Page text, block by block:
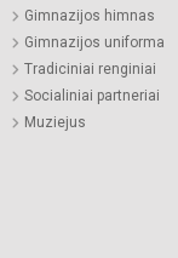
Gimnazijos himnas
Gimnazijos uniforma
Tradiciniai renginiai
Socialiniai partneriai
Muziejus